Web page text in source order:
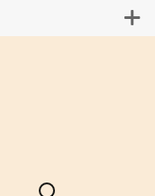
Suchen